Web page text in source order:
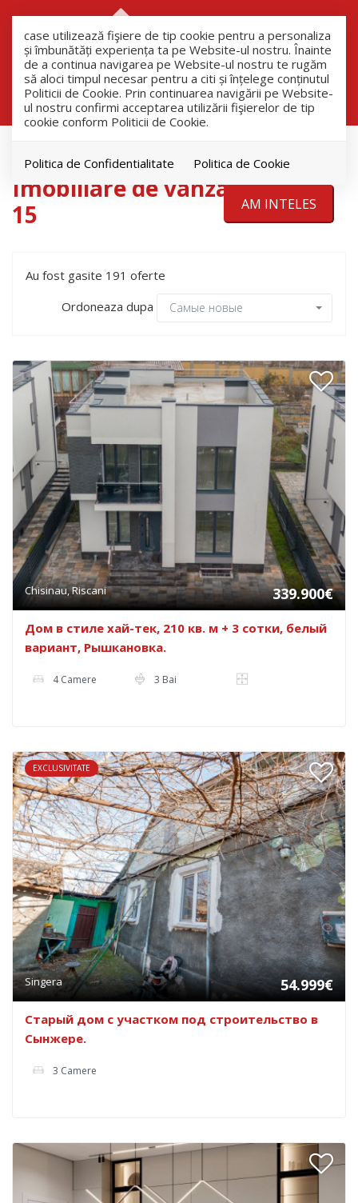
case utilizează fişiere de tip cookie pentru a personaliza
și îmbunătăți experiența ta pe Website-ul nostru. Înainte
de a continua navigarea pe Website-ul nostru te rugăm
să aloci timpul necesar pentru a citi și înțelege conținutul
Politicii de Cookie. Prin continuarea navigării pe Website-
ul nostru confirmi acceptarea utilizării fişierelor de tip
cookie conform Politicii de Cookie.
Politica de Confidentialitate Politica de Cookie
AM INTELES
Filtreaza
Imobiliare de vanzare pagina
15
Au fost gasite 191 oferte
Ordoneaza dupa
Самые новые
Chisinau, Riscani 339.900€
Дом в стиле хай-тек, 210 кв. м + 3 сотки, белый
вариант, Рышкановка.
4 Camere 3 Bai
EXCLUSIVITATE
Singera 54.999€
Старый дом с участком под строительство в
Сынжере.
3 Camere